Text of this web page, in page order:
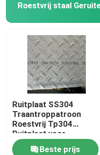
Nikkellegering
Monellegering
Nitronische legering
Incoloylegering
Inconellegering
Roestvrij staal
Ruitplaat SS304
Traantroppatroon
Roestvrij Tp304
Ruitplaat voor
bouwvloeren
Beste prijs